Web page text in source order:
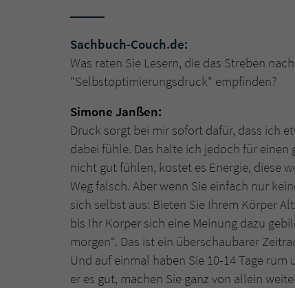
Sachbuch-Couch.de:
Was raten Sie Lesern, die das Streben
"Selbstoptimierungsdruck" empfinden?
Simone Janßen:
Druck sorgt bei mir sofort dafür, dass ich
dabei fühle. Das halte ich jedoch für
nicht gut fühlen, kostet es Energie, diese
Weg falsch. Aber wenn Sie einfach nur
sich selbst aus: Bieten Sie Ihrem Körper
bis Ihr Körper sich eine Meinung dazu
morgen“. Das ist ein überschaubarer
Und auf einmal haben Sie 10-14 Tage
er es gut, machen Sie ganz von allein